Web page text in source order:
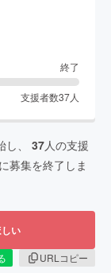
終了
支援者数37人
し、 37人の支援
に募集を終了しま
い
URLコピー